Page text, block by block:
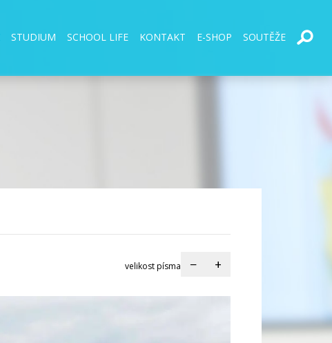
STUDIUM SCHOOL LIFE KONTAKT E-SHOP SOUTĚŽE
velikost písma − +